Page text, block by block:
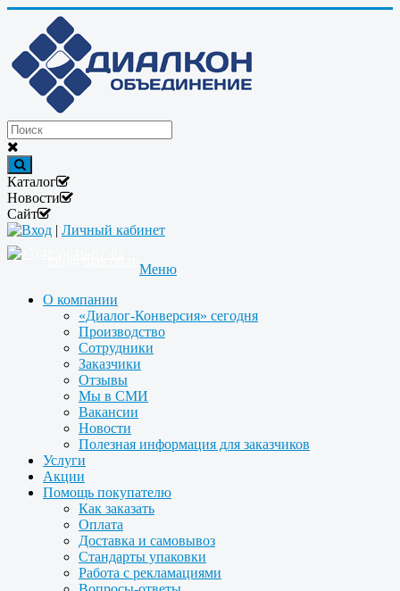
Каталог
Новости
Сайт
Вход | Личный кабинет
Меню
О компании
«Диалог-Конверсия» сегодня
Производство
Сотрудники
Заказчики
Отзывы
Мы в СМИ
Вакансии
Новости
Полезная информация для заказчиков
Услуги
Акции
Помощь покупателю
Как заказать
Оплата
Доставка и самовывоз
Стандарты упаковки
Работа с рекламациями